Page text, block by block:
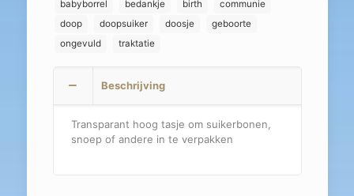
babyborrel
bedankje birth
communie
doop
doopsuiker doosje
geboorte
ongevuld
traktatie
Beschrijving
Transparant hoog tasje om suikerbonen,
snoep of andere in te verpakken